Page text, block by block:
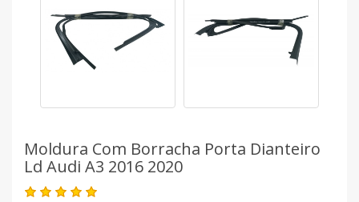
Moldura Com Borracha Porta Dianteiro
Ld Audi A3 2016 2020